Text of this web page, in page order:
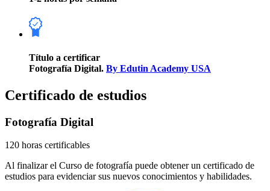
Título a certificar
Fotografía Digital. By Edutin Academy USA
Certificado de estudios
Fotografía Digital
120 horas certificables
Al finalizar el Curso de fotografía puede obtener un certificado de
estudios para evidenciar sus nuevos conocimientos y habilidades.